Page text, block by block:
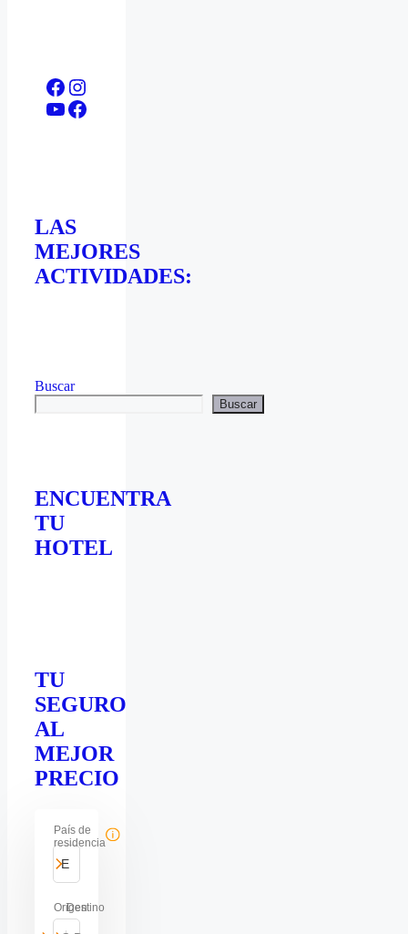
Facebook
Instagram
YouTube
Facebook
LAS
MEJORES
ACTIVIDADES:
Buscar
Buscar
ENCUENTRA
TU
HOTEL
TU
SEGURO
AL
MEJOR
PRECIO
País de
residencia
España
Origen
Destino